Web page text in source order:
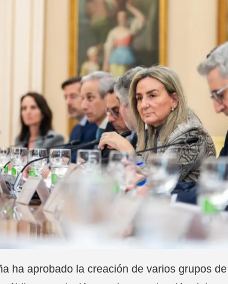
ha aprobado la creación de varios grupos